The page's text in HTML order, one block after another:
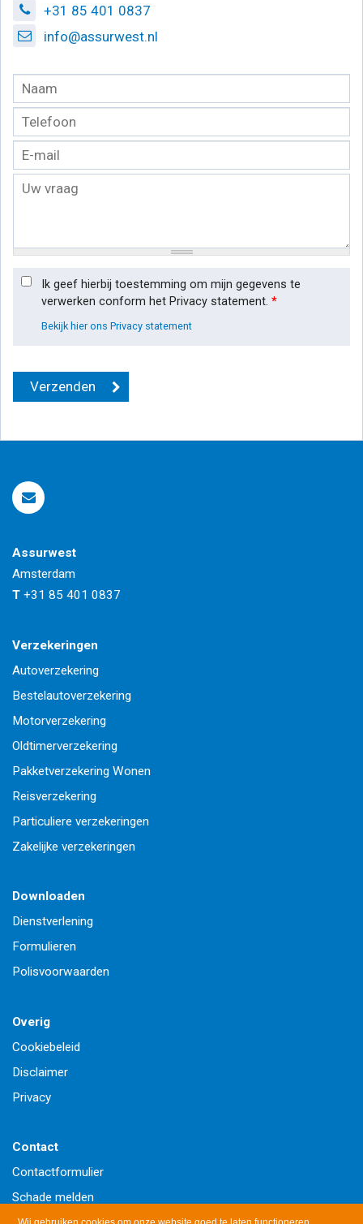
+31 85 401 0837
info@assurwest.nl
Ik geef hierbij toestemming om mijn gegevens te
verwerken conform het Privacy statement. *
Bekijk hier ons Privacy statement
Assurwest
Amsterdam
T +31 85 401 0837
Verzekeringen
Autoverzekering
Bestelautoverzekering
Motorverzekering
Oldtimerverzekering
Pakketverzekering Wonen
Reisverzekering
Particuliere verzekeringen
Zakelijke verzekeringen
Downloaden
Dienstverlening
Formulieren
Polisvoorwaarden
Overig
Cookiebeleid
Disclaimer
Privacy
Contact
Contactformulier
Schade melden